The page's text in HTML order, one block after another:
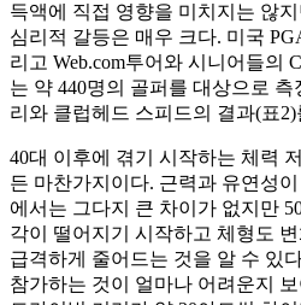
득액에 직접 영향을 미치지는 않
심리적 갈등은 매우 크다. 미국
리고 Web.com투어와 시니어들의
는 약 440명의 골퍼를 대상으로
리와 클럽헤드 스피드의 결과(표2)
40대 이후에 겪기 시작하는 체력
든 마찬가지이다. 근력과 유연성
에서는 그다지 큰 차이가 없지만
각이 떨어지기 시작하고 체형도
급격하게 줄어드는 것을 알 수 있
참가하는 것이 얼마나 어려운지